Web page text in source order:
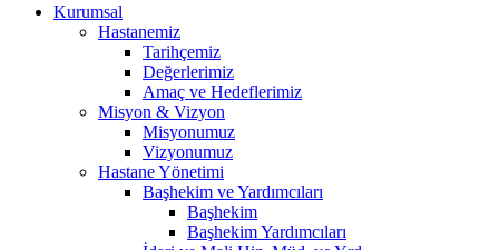
Kurumsal
Hastanemiz
Tarihçemiz
Değerlerimiz
Amaç ve Hedeflerimiz
Misyon & Vizyon
Misyonumuz
Vizyonumuz
Hastane Yönetimi
Başhekim ve Yardımcıları
Başhekim
Başhekim Yardımcıları